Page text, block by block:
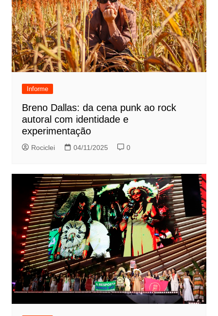
Informe
Breno Dallas: da cena punk ao rock
autoral com identidade e
experimentação
Rociclei 04/11/2025 0